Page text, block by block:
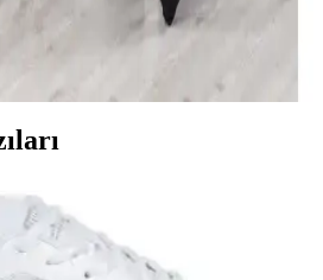
tek kişilik nevresim takımları, şıklık
Kaliteli malzeme ve doğru bakım
şıklık katar.